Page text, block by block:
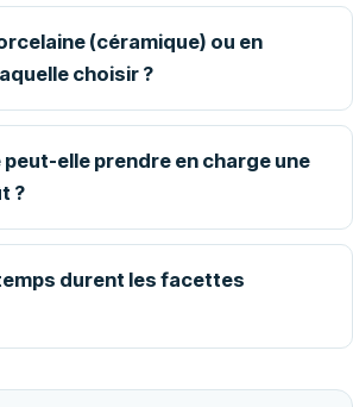
(céramique) ou en
choisir ?
peut-elle prendre en charge une
?
durent les facettes